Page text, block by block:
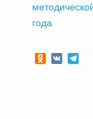
года
VK